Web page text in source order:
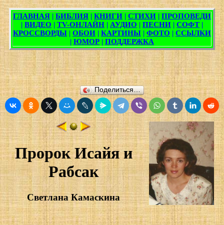
Поделиться…
Пророк Исайя и
Рабсак
Светлана Камаскина